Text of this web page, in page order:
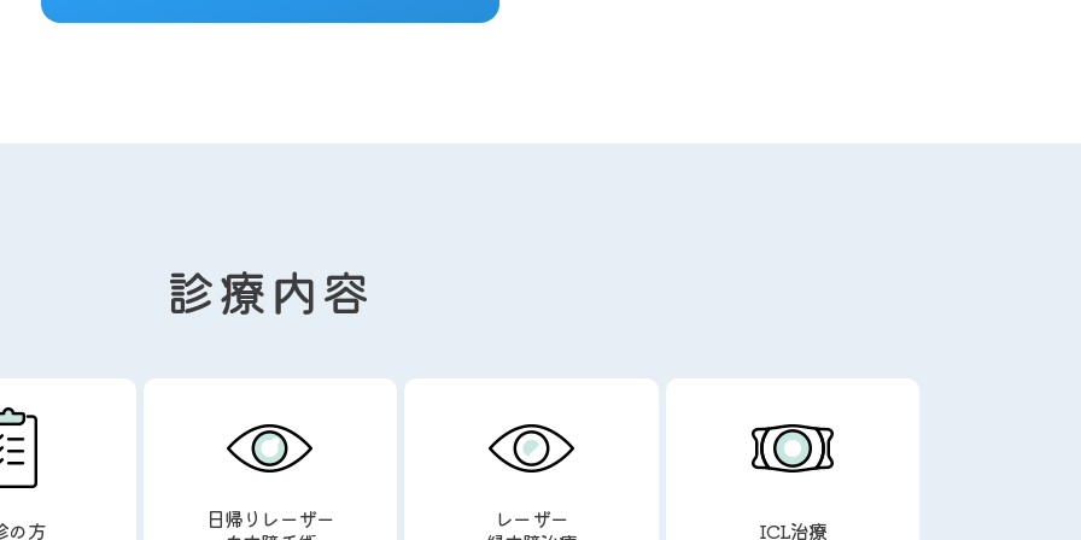
診療内容
の方
日帰りレーザー
レーザー
ICL治療